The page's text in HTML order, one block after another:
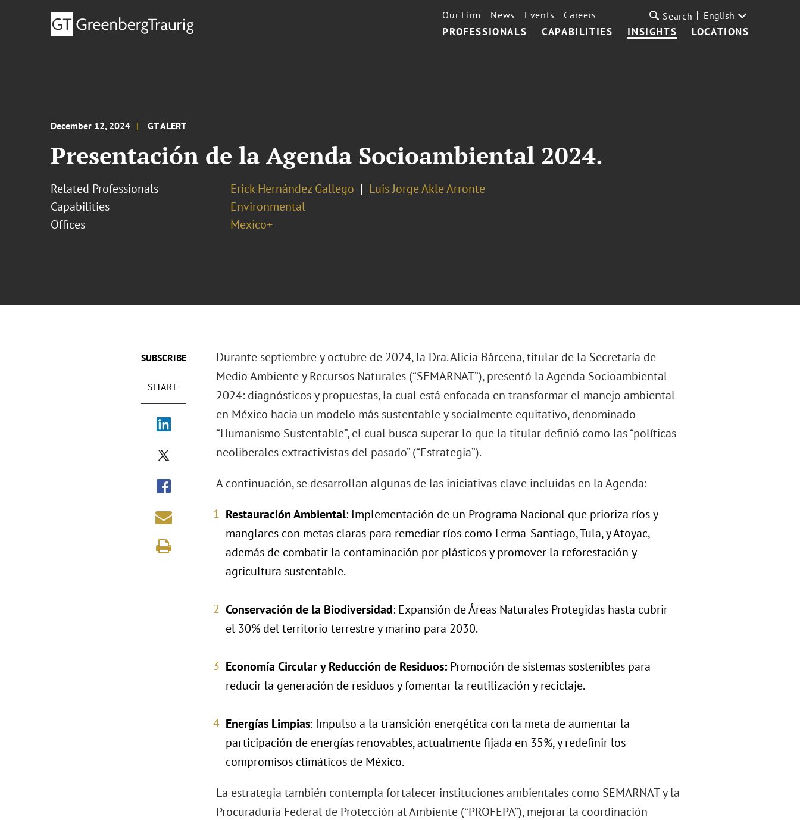
PROFESSIONALS CAPABILITIES INSIGHTS LOCATIONS
Our Firm News Events Careers Search English
December 12, 2024 GT ALERT
Presentación de la Agenda Socioambiental 2024.
Related Professionals Erick Hernández Gallego
Luis Jorge Akle Arronte
Capabilities
Environmental
Offices
Mexico+
SUBSCRIBE
SHARE
Durante septiembre y octubre de 2024, la Dra. Alicia Bárcena, titular de la Secretaría de
Medio Ambiente y Recursos Naturales (“SEMARNAT”), presentó la Agenda Socioambiental
2024: diagnósticos y propuestas, la cual está enfocada en transformar el manejo ambiental
en México hacia un modelo más sustentable y socialmente equitativo, denominado
“Humanismo Sustentable”, el cual busca superar lo que la titular definió como las “políticas
neoliberales extractivistas del pasado” (“Estrategia”).
A continuación, se desarrollan algunas de las iniciativas clave incluidas en la Agenda:
Restauración Ambiental: Implementación de un Programa Nacional que prioriza ríos y
manglares con metas claras para remediar ríos como Lerma-Santiago, Tula, y Atoyac,
además de combatir la contaminación por plásticos y promover la reforestación y
agricultura sustentable​.
Conservación de la Biodiversidad: Expansión de Áreas Naturales Protegidas hasta cubrir
el 30% del territorio terrestre y marino para 2030​.
Economía Circular y Reducción de Residuos:Promoción de sistemas sostenibles para
reducir la generación de residuos y fomentar la reutilización y reciclaje​.
Energías Limpias: Impulso a la transición energética con la meta de aumentar la
participación de energías renovables, actualmente fijada en 35%, y redefinir los
compromisos climáticos de México​.
La estrategia también contempla fortalecer instituciones ambientales como SEMARNAT y la
Procuraduría Federal de Protección al Ambiente (“PROFEPA”), mejorar la coordinación